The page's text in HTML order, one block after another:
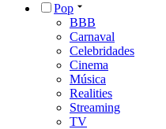
Pop
BBB
Carnaval
Celebridades
Cinema
Música
Realities
Streaming
TV